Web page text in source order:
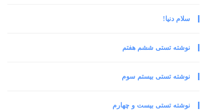
سلام دنیا!
نوشته تستی ششم هفتم
نوشته تستی بیستم سوم
نوشته تستی بیست و چهارم